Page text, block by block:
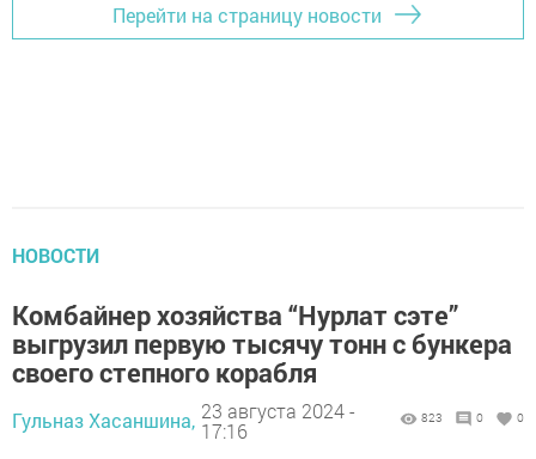
Перейти на страницу новости
НОВОСТИ
Комбайнер хозяйства “Нурлат сэте”
выгрузил первую тысячу тонн с бункера
своего степного корабля
Гульназ Хасаншина, 23 августа 2024 -
17:16
823 0 0